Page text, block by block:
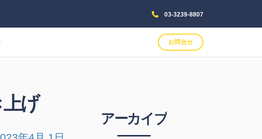
03-3239-8807
お問合せ
げ
アーカイブ